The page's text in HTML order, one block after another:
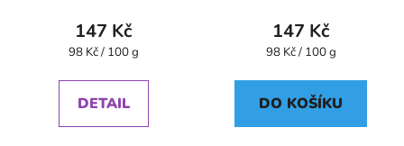
147 Kč
Měrná
98 Kč / 100 g
DETAIL
147 Kč
Měrná
98 Kč / 100 g
DO KOŠÍKU